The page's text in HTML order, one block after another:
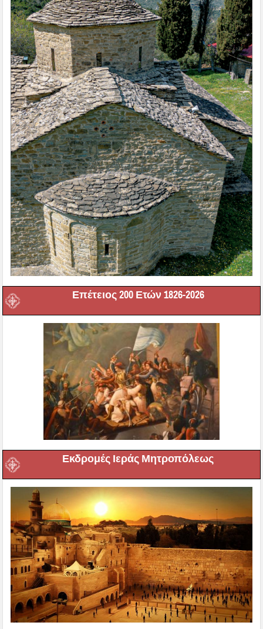
Επέτειος 200 Ετών 1826-2026
Εκδρομές Ιεράς Μητροπόλεως